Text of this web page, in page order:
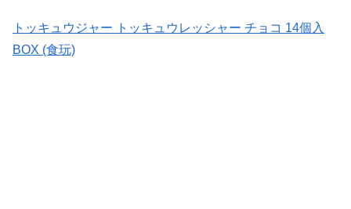
トッキュウジャー トッキュウレッシャー チョコ 14個入
BOX (食玩)